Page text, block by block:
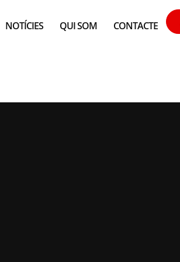
NOTÍCIES QUI SOM CONTACTE